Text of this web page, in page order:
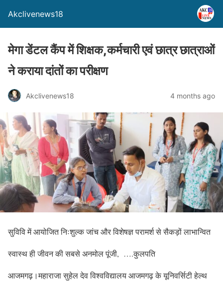
Akclivenews18
मेगा डेंटल कैंप में शिक्षक,कर्मचारी एवं छात्र छात्राओं
ने कराया दांतों का परीक्षण
Akclivenews18 4 months ago
सुविवि में आयोजित निःशुल्क जांच और विशेषज्ञ परामर्श से सैकड़ों लाभान्वित
स्वास्थ ही जीवन की सबसे अनमोल पूंजी, ….कुलपति
आजमगढ़।महाराजा सुहेल देव विश्वविद्यालय आजमगढ़ के यूनिवर्सिटी हेल्थ